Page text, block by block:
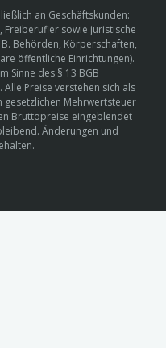
an Geschäftskunden:
Freiberufler sowie juristische
Behörden, Körperschaften,
öffentliche Einrichtungen).
Sinne des § 13 BGB
Preise verstehen sich als
Mehrwertsteuer
Bruttopreise eingeblendet
Änderungen und